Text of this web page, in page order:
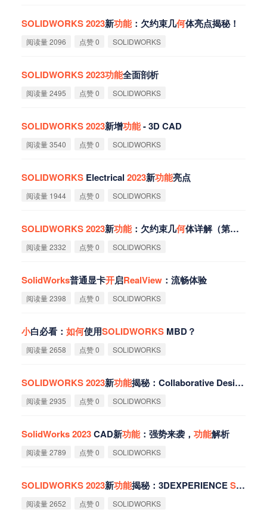
SOLIDWORKS2023新功能：欠约束几何体亮点揭秘！
阅读量 2096 点赞 0 SOLIDWORKS
SOLIDWORKS2023功能全面剖析
阅读量 2495 点赞 0 SOLIDWORKS
SOLIDWORKS2023新增功能- 3D CAD
阅读量 3540 点赞 0 SOLIDWORKS
SOLIDWORKS Electrical 2023新功能亮点
阅读量 1944 点赞 0 SOLIDWORKS
SOLIDWORKS2023新功能：欠约束几何体详解（第二弹）
阅读量 2332 点赞 0 SOLIDWORKS
SolidWorks普通显卡开启RealView ：流畅体验
阅读量 2398 点赞 0 SOLIDWORKS
小白必看： 如何使用SOLIDWORKS MBD？
阅读量 2658 点赞 0 SOLIDWORKS
SOLIDWORKS2023新功能揭秘：Collaborative Designer
阅读量 2935 点赞 0 SOLIDWORKS
SolidWorks2023CAD新功能：强势来袭， 功能解析
阅读量 2789 点赞 0 SOLIDWORKS
SOLIDWORKS2023新功能揭秘：3DEXPERIENCESOLIDWORKS
阅读量 2652 点赞 0 SOLIDWORKS